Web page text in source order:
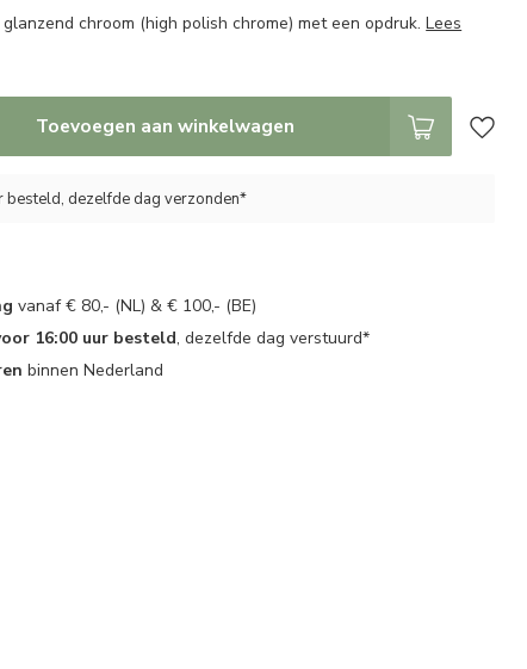
chroom (high polish chrome) met een opdruk.Lees
Toevoegen aan winkelwagen
besteld, dezelfde dag verzonden*
vanaf € 80,- (NL) & € 100,- (BE)
16:00 uur besteld, dezelfde dag verstuurd*
binnen Nederland